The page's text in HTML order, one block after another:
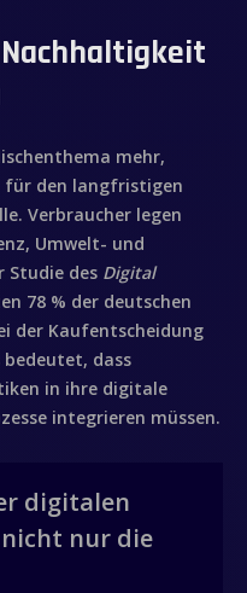
mehr,
für den langfristigen
Verbraucher legen
Umwelt- und
Studie des Digital
78 % der deutschen
der Kaufentscheidung
bedeutet, dass
in ihre digitale
integrieren müssen.
digitalen
nur die